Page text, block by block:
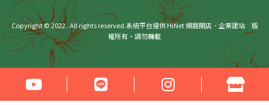
Copyright © 2022 . All rights reserved.系統平台提供 HiNet 網路開店．企業建站版
權所有‧請勿轉載